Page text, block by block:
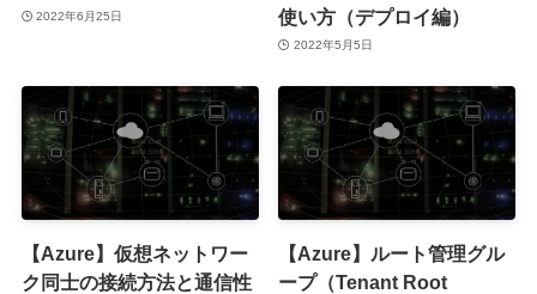
2022年6月25日
使い方（デプロイ編）
2022年5月5日
【Azure】仮想ネットワー
ク同士の接続方法と通信性
【Azure】ルート管理グル
ープ（Tenant Root